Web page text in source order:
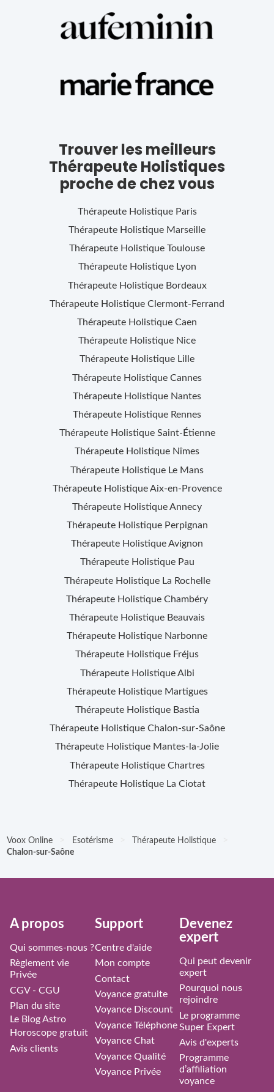
Trouver les meilleurs
Thérapeute Holistiques
proche de chez vous
Thérapeute Holistique Paris
Thérapeute Holistique Marseille
Thérapeute Holistique Toulouse
Thérapeute Holistique Lyon
Thérapeute Holistique Bordeaux
Thérapeute Holistique Clermont-Ferrand
Thérapeute Holistique Caen
Thérapeute Holistique Nice
Thérapeute Holistique Lille
Thérapeute Holistique Cannes
Thérapeute Holistique Nantes
Thérapeute Holistique Rennes
Thérapeute Holistique Saint-Étienne
Thérapeute Holistique Nîmes
Thérapeute Holistique Le Mans
Thérapeute HolistiqueAix-en-Provence
Thérapeute HolistiqueAnnecy
Thérapeute Holistique Perpignan
Thérapeute HolistiqueAvignon
Thérapeute Holistique Pau
Thérapeute Holistique La Rochelle
Thérapeute Holistique Chambéry
Thérapeute Holistique Beauvais
Thérapeute Holistique Narbonne
Thérapeute Holistique Fréjus
Thérapeute HolistiqueAlbi
Thérapeute Holistique Martigues
Thérapeute Holistique Bastia
Thérapeute Holistique Chalon-sur-Saône
Thérapeute Holistique Mantes-la-Jolie
Thérapeute Holistique Chartres
Thérapeute Holistique La Ciotat
Voox Online Esotérisme Thérapeute Holistique
Chalon-sur-Saône
À propos
Qui sommes-nous ?
Règlement vie
Privée
CGV - CGU
Plan du site
Le Blog Astro
Horoscope gratuit
Avis clients
Support
Centre d'aide
Mon compte
Contact
Voyance gratuite
Voyance Discount
Voyance Téléphone
Voyance Chat
Voyance Qualité
Voyance Privée
Devenez
expert
Qui peut devenir
expert
Pourquoi nous
rejoindre
Le programme
Super Expert
Avis d'experts
Programme
d’affiliation
voyance